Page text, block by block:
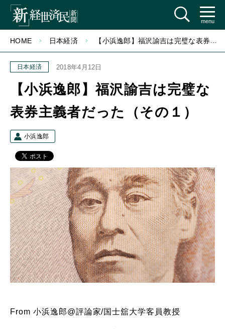
menu
HOME 日本経済 【小浜逸郎】福沢諭吉は完璧な表券主義者だった（その１）
日本経済 2018年4月12日
【小浜逸郎】福沢諭吉は完璧な
表券主義者だった（その１）
小浜逸郎
From 小浜逸郎@評論家/国士舘大学客員教授